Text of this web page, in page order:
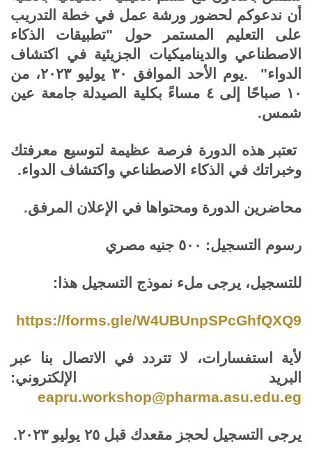
أن ندعوكم لحضور ورشة عمل في خطة التدريب
على التعليم المستمر حول "تطبيقات الذكاء
الاصطناعي والديناميكيات الجزيئية في اكتشاف
الدواء"
.
يوم الأحد الموافق ٣٠ يوليو ٢٠٢٣، من
١٠ صباحًا إلى ٤ مساءً بكلية الصيدلة جامعة عين
شمس.
تعتبر هذه الدورة فرصة عظيمة لتوسيع معرفتك
وخبراتك في الذكاء الاصطناعي واكتشاف الدواء.
محاضرين الدورة ومحتواها في الإعلان المرفق.
رسوم التسجيل: ٥٠٠ جنيه مصري
للتسجيل، يرجى ملء نموذج التسجيل هذا :
https://forms.gle/W4UBUnpSPcGhfQXQ9
لأية استفسارات، لا تتردد في الاتصال بنا عبر
البريد الإلكتروني:
eapru.workshop@pharma.asu.edu.eg
يرجى التسجيل لحجز مقعدك قبل ٢٥ يوليو ٢٠٢٣ .